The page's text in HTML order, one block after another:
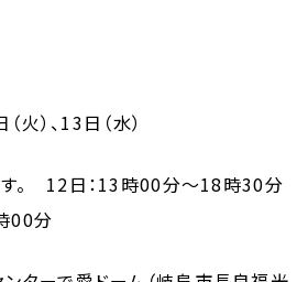
）、13日（水）
。 12日：13時00分～18時30分
00分